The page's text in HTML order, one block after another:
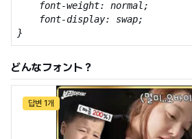
    font-weight: normal;
    font-display: swap;
}
どんなフォント？
답변 1개